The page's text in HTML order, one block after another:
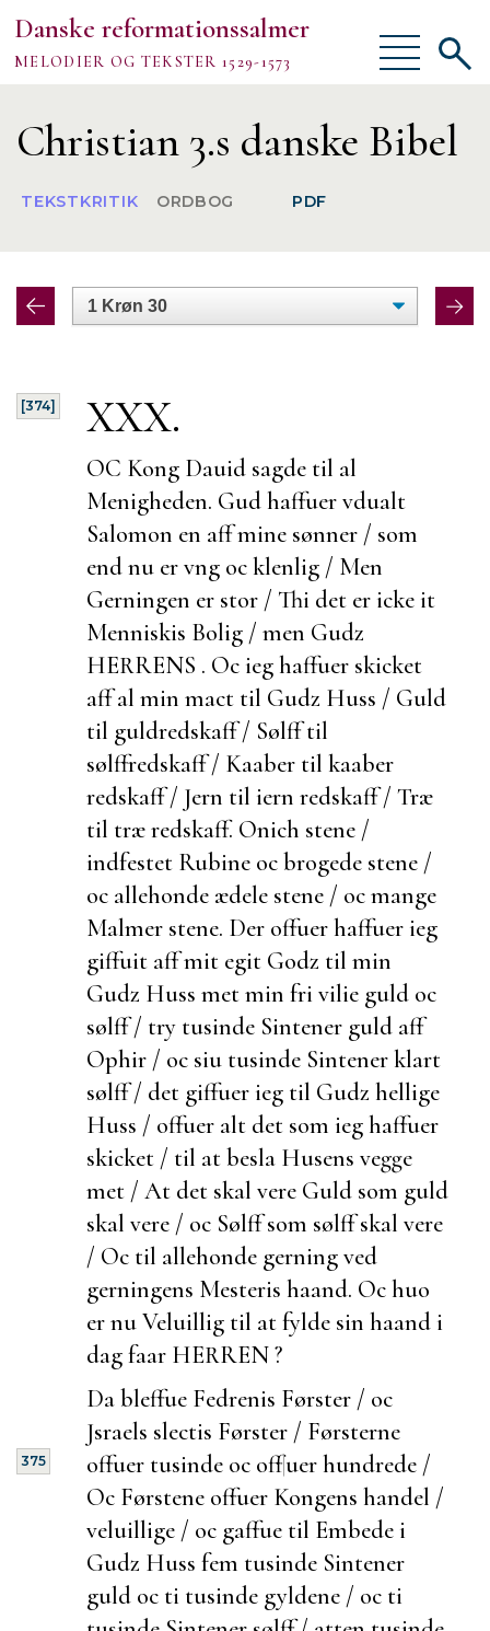
Danske reformationssalmer
MELODIER OG TEKSTER 1529-1573
Vis/skjul
menu
Om
TEKSTER
MELODIER
Vis/
Christian 3.s danske Bibel
TEKSTKRITIK ORDBOG PDF
[374] XXX.
OC Kong Dauid sagde til al
Menigheden. Gud haffuer vdualt
Salomon en aff mine sønner / som
end nu er vng oc klenlig / Men
Gerningen er stor / Thi det er icke it
Menniskis Bolig / men Gudz
HERRENS . Oc ieg haffuer skicket
aff al min mact til Gudz Huss / Guld
til guldredskaff / Sølff til
sølffredskaff / Kaaber til kaaber
redskaff / Jern til iern redskaff / Træ
til træ redskaff. Onich stene /
indfestet Rubine oc brogede stene /
oc allehonde ædele stene / oc mange
Malmer stene. Der offuer haffuer ieg
giffuit aff mit egit Godz til min
Gudz Huss met min fri vilie guld oc
sølff / try tusinde Sintener guld aff
Ophir / oc siu tusinde Sintener klart
sølff / det giffuer ieg til Gudz hellige
Huss / offuer alt det som ieg haffuer
skicket / til at besla Husens vegge
met / At det skal vere Guld som guld
skal vere / oc Sølff som sølff skal vere
/ Oc til allehonde gerning ved
gerningens Mesteris haand. Oc huo
er nu Veluillig til at fylde sin haand i
dag faar HERREN ?
Da bleffue Fedrenis Førster / oc
Jsraels slectis Førster / Førsterne
offuer tusinde oc off|
375
uer hundrede /
Oc Førstene offuer Kongens handel /
veluillige / oc gaffue til Embede i
Gudz Huss fem tusinde Sintener
guld oc ti tusinde gyldene / oc ti